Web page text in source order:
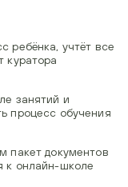
ребёнка, учтёт все
куратора
занятий и
процесс обучения
пакет документов
к онлайн-школе